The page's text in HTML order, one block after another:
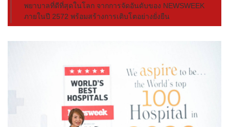
พยาบาลที่ดีที่สุดในโลก จากการจัดอันดับของ NEWSWEEK
ภายในปี 2572 พร้อมสร้างการเติบโตอย่างยั่งยืน